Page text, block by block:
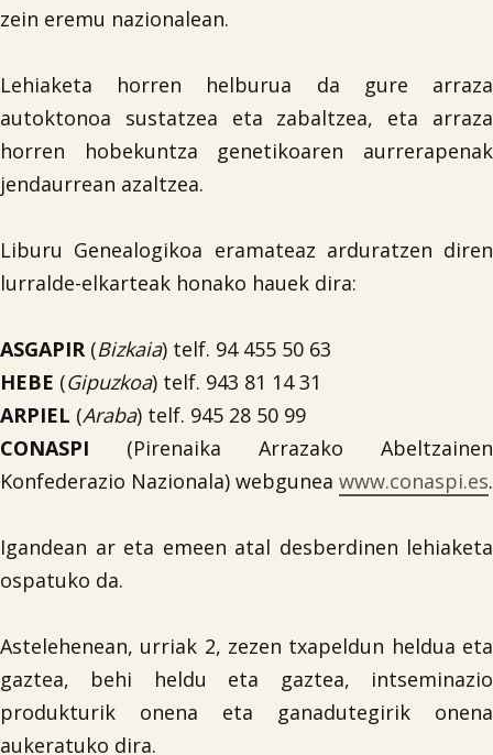
zein eremu nazionalean.
Lehiaketa horren helburua da gure arraza
autoktonoa sustatzea eta zabaltzea, eta arraza
horren hobekuntza genetikoaren aurrerapenak
jendaurrean azaltzea.
Liburu Genealogikoa eramateaz arduratzen diren
lurralde-elkarteak honako hauek dira:
ASGAPIR(Bizkaia) telf. 94 455 50 63
HEBE (Gipuzkoa) telf. 943 81 14 31
ARPIEL (Araba) telf. 945 28 50 99
CONASPI (Pirenaika Arrazako Abeltzainen
Konfederazio Nazionala) webgunea www.conaspi.es.
Igandean ar eta emeen atal desberdinen lehiaketa
ospatuko da.
Astelehenean, urriak 2, zezen txapeldun heldua eta
gaztea, behi heldu eta gaztea, intseminazio
produkturik onena eta ganadutegirik onena
aukeratuko dira.